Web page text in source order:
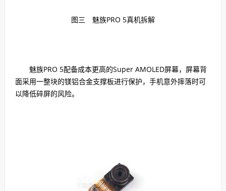
图三 魅族PRO 5真机拆解
魅族PRO 5配备成本更高的Super AMOLED屏幕，屏幕背
面采用一整块的镁铝合金支撑板进行保护，手机意外摔落时可
以降低碎屏的风险。